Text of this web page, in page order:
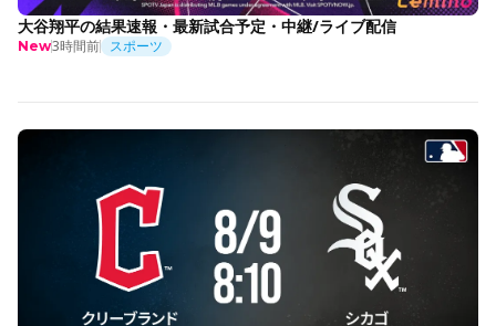
大谷翔平の結果速報・最新試合予定・中継/ライブ配信
New3時間前 スポーツ